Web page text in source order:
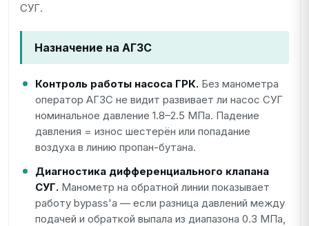
СУГ.
Назначение на АГЗС
Контроль работы насоса ГРК. Без манометра
оператор АГЗС не видит развивает ли насос СУГ
номинальное давление 1.8–2.5 МПа. Падение
давления = износ шестерён или попадание
воздуха в линию пропан-бутана.
Диагностика дифференциального клапана
СУГ. Манометр на обратной линии показывает
работу bypass'а — если разница давлений между
подачей и обраткой выпала из диапазона 0.3 МПа,